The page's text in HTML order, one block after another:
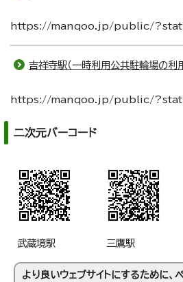
https://manqoo.jp/public/
吉祥寺駅（一時利用公共駐輪場の利
https://manqoo.jp/public/
二次元バーコード
武蔵境駅 三鷹駅
より良いウェブサイトにするために、